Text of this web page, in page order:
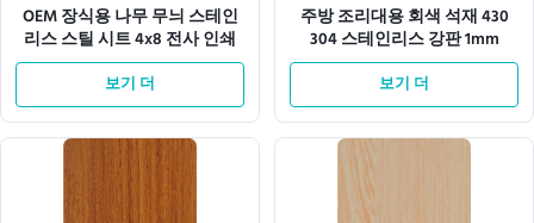
OEM 장식용 나무 무늬 스테인
리스 스틸 시트 4x8 전사 인쇄
보기 더
주방 조리대용 회색 석재 430
304 스테인리스 강판 1mm
보기 더